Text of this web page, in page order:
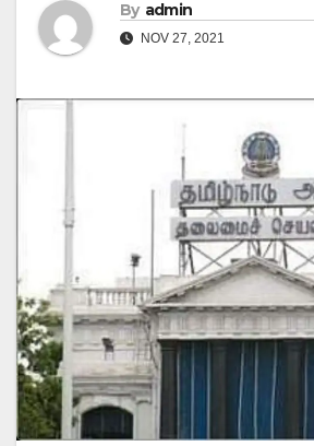
By admin
NOV 27, 2021